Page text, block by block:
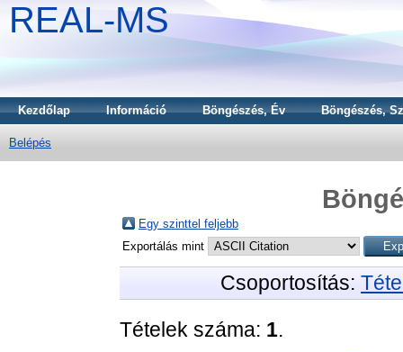
REAL-MS
Kezdőlap Információ Böngészés, Év Böngészés,
Belépés
Egy szinttel feljebb
Exportálás mint
Csoportosítás:
Tételek száma: 1.